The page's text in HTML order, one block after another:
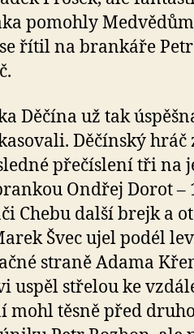
pomohly
řítil na brankáře
Děčína už tak
Děčínský
přečíslení tři na
Ondřej Dorot –
Chebu další brejk a
Švec ujel podél
straně Adama
uspěl střelou ke
mohl těsně před